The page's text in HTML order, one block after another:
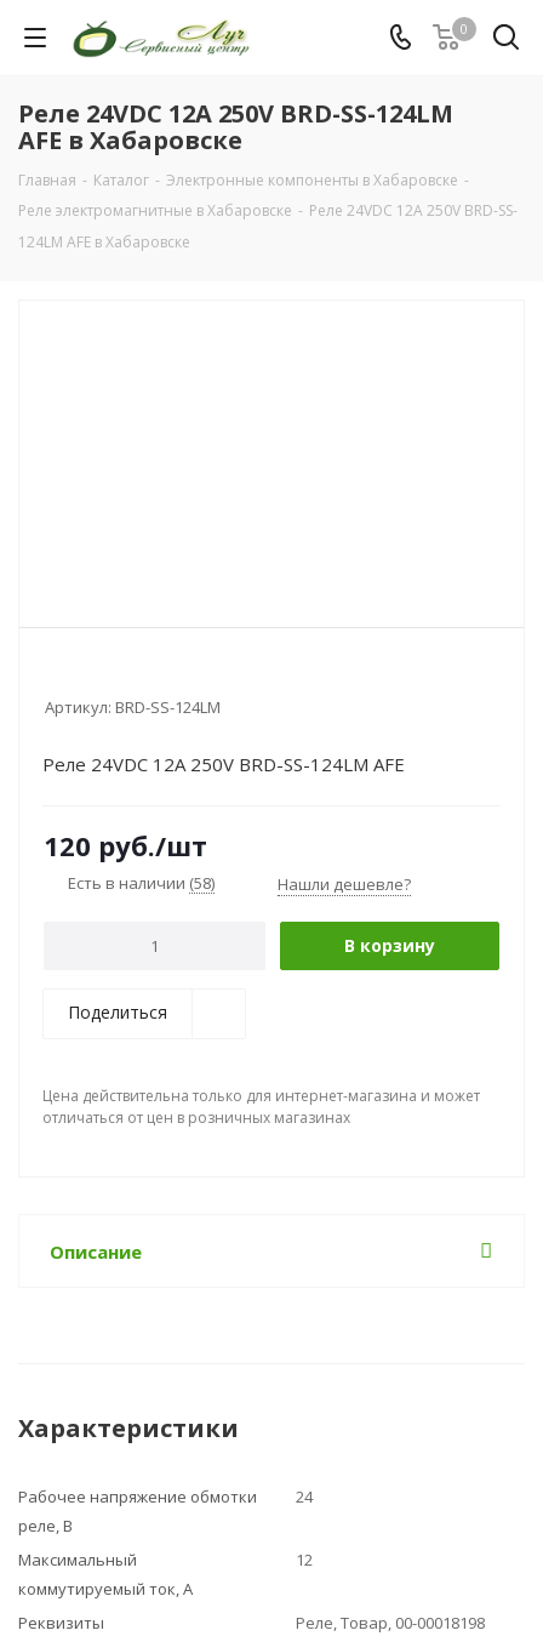
0
Реле 24VDC 12A 250V BRD-SS-124LM
AFE в Хабаровске
Главная - Каталог - Электронные компоненты в Хабаровске -
Реле электромагнитные в Хабаровске - Реле 24VDC 12A 250V BRD-SS-
124LM AFE в Хабаровске
Артикул: BRD-SS-124LM
Реле 24VDC 12A 250V BRD-SS-124LM AFE
120 руб./шт
Есть в наличии (58) Нашли дешевле?
В корзину
Поделиться
Цена действительна только для интернет-магазина и может
отличаться от цен в розничных магазинах
Описание
Характеристики
Рабочее напряжение обмотки
реле, В
24
Максимальный
коммутируемый ток, А
12
Реквизиты
Реле, Товар, 00-00018198